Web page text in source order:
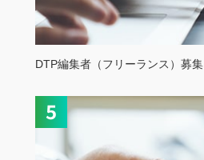
DTP編集者（フリーランス）募集